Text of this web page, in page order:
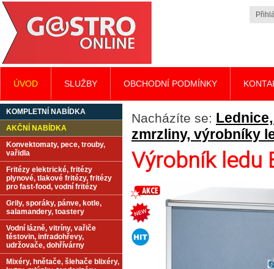
Nacházíte se:
zmrzliny, výrobníky
Výrobník ledu
KOMPLETNÍ NABÍDKA
AKČNÍ NABÍDKA
Konvektomaty, pece, trouby,
vařidla
Fritézy elektrické, fritézy
plynové, tlakové fritézy, fritézy
pro fast-food, vodní fritézy
Grily, sporáky, pánve, kotle,
salamandery, toastery
Vodní lázně, vitríny, vařiče
těstovin, infradohřevy,
udržovače, dohřívárny
Mixéry, hnětače, šlehače blixéry,
ÚVOD SLUŽBY OBCHODNÍ PODMÍNKY